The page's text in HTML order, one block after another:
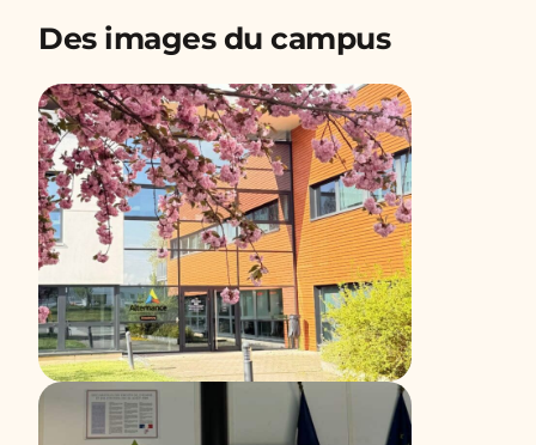
Des images du campus